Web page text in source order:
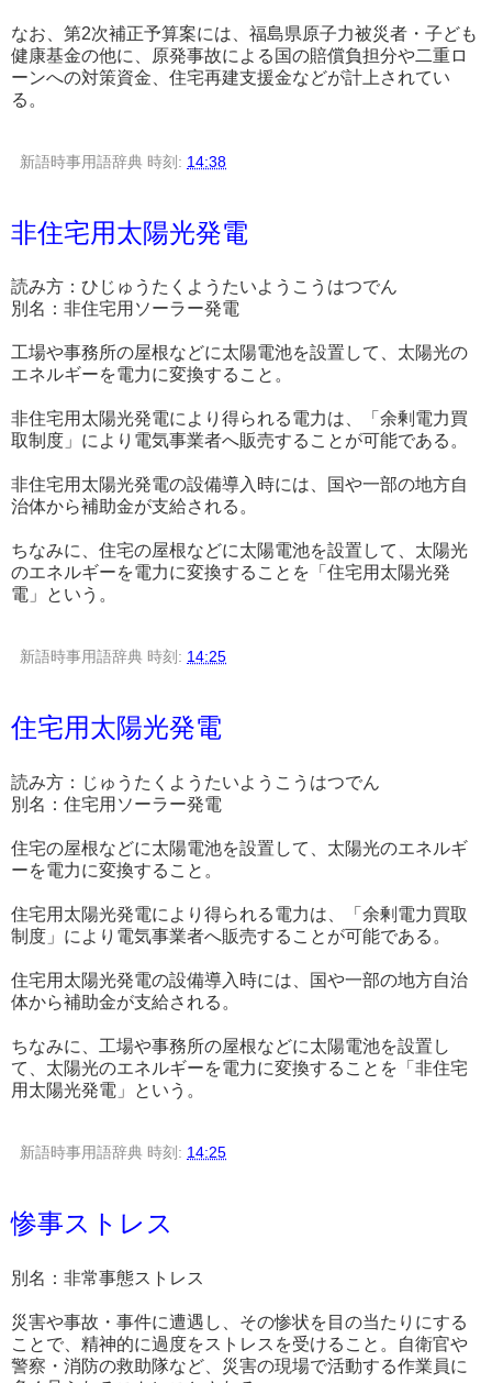
なお、第2次補正予算案には、福島県原子力被災者・子ども
健康基金の他に、原発事故による国の賠償負担分や二重ロ
ーンへの対策資金、住宅再建支援金などが計上されてい
る。
新語時事用語辞典 時刻: 14:38
非住宅用太陽光発電
読み方：ひじゅうたくようたいようこうはつでん
別名：非住宅用ソーラー発電
工場や事務所の屋根などに太陽電池を設置して、太陽光の
エネルギーを電力に変換すること。
非住宅用太陽光発電により得られる電力は、「余剰電力買
取制度」により電気事業者へ販売することが可能である。
非住宅用太陽光発電の設備導入時には、国や一部の地方自
治体から補助金が支給される。
ちなみに、住宅の屋根などに太陽電池を設置して、太陽光
のエネルギーを電力に変換することを「住宅用太陽光発
電」という。
新語時事用語辞典 時刻: 14:25
住宅用太陽光発電
読み方：じゅうたくようたいようこうはつでん
別名：住宅用ソーラー発電
住宅の屋根などに太陽電池を設置して、太陽光のエネルギ
ーを電力に変換すること。
住宅用太陽光発電により得られる電力は、「余剰電力買取
制度」により電気事業者へ販売することが可能である。
住宅用太陽光発電の設備導入時には、国や一部の地方自治
体から補助金が支給される。
ちなみに、工場や事務所の屋根などに太陽電池を設置し
て、太陽光のエネルギーを電力に変換することを「非住宅
用太陽光発電」という。
新語時事用語辞典 時刻: 14:25
惨事ストレス
別名：非常事態ストレス
災害や事故・事件に遭遇し、その惨状を目の当たりにする
ことで、精神的に過度をストレスを受けること。自衛官や
警察・消防の救助隊など、災害の現場で活動する作業員に